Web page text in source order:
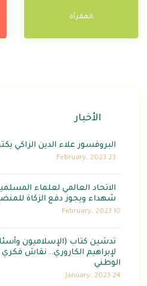
المقرآة
الأخبار
البروفسور علاء الدين الزاكي
23 February، 2023
الاتحاد العالمي لعلماء
شهداء ويجوز دفع الزكاة
10 February، 2023
تدشين كتاب (الإسلاميون
لإبراهيم الكاروري.. نقاش فكري
الوطني
24 January، 2023